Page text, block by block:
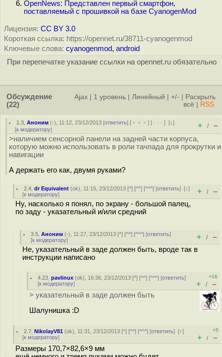
OpenNews: Представлен первый смартфон,
поставляемый с прошивкой на базе CyanogenMod
Лицензия: CC BY 3.0
Короткая ссылка: https://opennet.ru/38711-cyanogenmod
Ключевые слова: cyanogenmod, android
При перепечатке указание ссылки на opennet.ru обязательно
Обсуждение
(22)
Ajax 1 уровень Линейный +/-
Раскрыть
всё
RSS
1.3 ,Аноним (-), 11:12, 23/12/2013 [ответить] [ ﹢﹢﹢] [ · · ·][↓]
[к модератору] + / –
>наличием сенсорной панели на задней части корпуса,
которую можно использовать в роли тачпада для прокрутки и
навигации
А держать его как, двумя руками?
2.4 ,dr Equivalent (ok), 11:15, 23/12/2013 [^] [^^] [^^^] [ответить][↓]
[к модератору] + / –
Ну, насколько я понял, по экрану - большой палец,
по заду - указательный и/или средний
3.5 ,Аноним (-), 11:27, 23/12/2013 [^] [^^] [^^^] [ответить]
[к модератору] + / –
Не, указательный в заде должен быть, вроде так в
инструкции написано
4.23 ,pavlinux (ok), 16:36, 23/12/2013 [^] [^^] [^^^] [ответить]
[к модератору]
+16
+ / –
> указательный в заде должен быть
Шалунишка :D
2.7 ,NikolayV81 (ok), 11:31, 23/12/2013 [^] [^^] [^^^] [ответить][↑]
[к модератору]
+5
+ / –
Размеры 170,7×82,6×9 мм